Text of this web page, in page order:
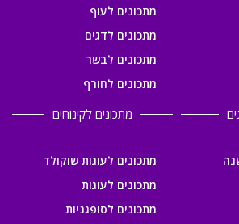
מתכונים לעוף
מתכונים לדגים
מתכונים לבשר
מתכונים לחורף
מתכונים לקינוחים
מתכונים לעוגות שוקולד
מתכונים לעוגות
מתכונים לסופגניות